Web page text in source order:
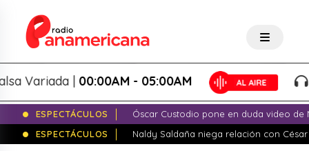
|00:00AM - 05:00AM
ESPECTÁCULOS
Óscar Custodio pone en duda video de
ESPECTÁCULOS
Naldy Saldaña niega relación con